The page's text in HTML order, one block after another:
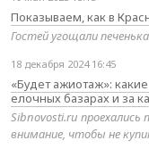
Показываем, как в
Гостей угощали
18 декабря 2024 16:45
«Будет ажиотаж»:
елочных базарах и за
Sibnovosti.ru
внимание, чтобы не